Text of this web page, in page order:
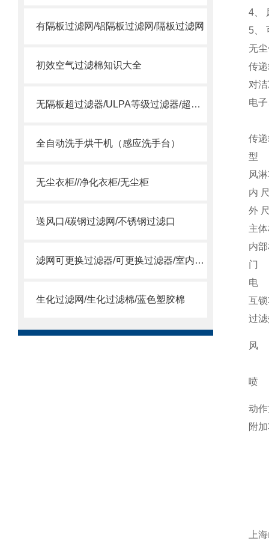
有隔板过滤网/铝隔板过滤网/隔板过滤网
初效空气过滤棉知识大全
无隔板超过滤器/ULPA等级过滤器/超空气过滤器
全自动洗手烘干机（感应洗手台）
无尘衣柜//净化衣柜/无尘柜
送风口/碳钢过滤网/不锈钢过滤口
滤网可更换过滤器/可更换过滤器/室内过滤器
生化过滤网/生化过滤棉/蓝色塑胶棉
4、
5、
无
传
对
电
传递
型
风
内
外
主
内
门
电
互
过
风
喷
动
附
注
上